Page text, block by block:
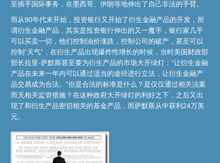
至插手国际事务，在墨西哥、伊朗等地伸出了自己非法的手臂。
而从90年代末开始，投资银行又开始了衍生金融产品的开发，所
谓衍生金融产品，其实是投资银行伸出的又一魔手，银行家几乎
可以买卖一切，他们控制油价涨跌，控制公司的破产，甚至可以
控制“天气”，在衍生产品出现爆炸性增长的时候，当时美国财政部
部长拉里·萨默斯甚至要为衍生产品的市场大开绿灯：“让衍生金融
产品在未来一年内可以通过适当的途径进行立法，让衍生金融产
品交易成为合法。”但是合法的标准是什么？是仅仅通过相关法案
而无相关监管措施？在这种政府大开绿灯的利好之下，之后又出
现了和衍生产品密切相关的基金产品，而萨默斯从中获利24万美
元。